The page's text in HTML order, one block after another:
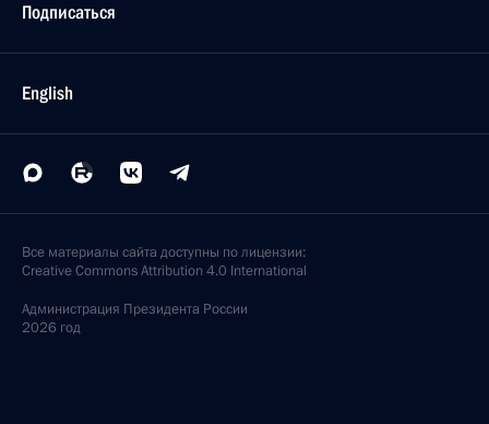
Подписаться
English
Все материалы сайта доступны по лицензии:
Creative Commons Attribution 4.0 International
Администрация Президента России
2026 год